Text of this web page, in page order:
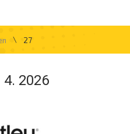
\ 27
4. 2026